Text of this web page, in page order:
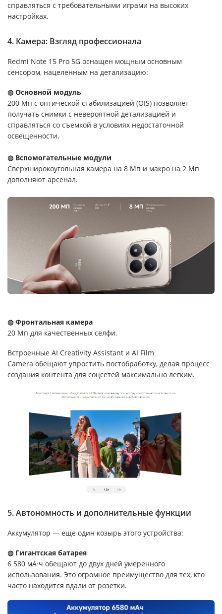
справляться с требовательными играми на высоких
настройках.
4. Камера: Взгляд профессионала
Redmi Note 15 Pro 5G оснащен мощным основным
сенсором, нацеленным на детализацию:
◍ Основной модуль
200 Мп с оптической стабилизацией (OIS) позволяет
получать снимки с невероятной детализацией и
справляться со съемкой в условиях недостаточной
освещенности.
◍ Вспомогательные модули
Сверхширокоугольная камера на 8 Мп и макро на 2 Мп
дополняют арсенал.
◍ Фронтальная камера
20 Мп для качественных селфи.
Встроенные AI Creativity Assistant и AI Film
Camera обещают упростить постобработку, делая процесс
создания контента для соцсетей максимально легким.
5. Автономность и дополнительные функции
Аккумулятор — еще один козырь этого устройства:
◍ Гигантская батарея
6 580 мА·ч обещают до двух дней умеренного
использования. Это огромное преимущество для тех, кто
часто находится вдали от розетки.